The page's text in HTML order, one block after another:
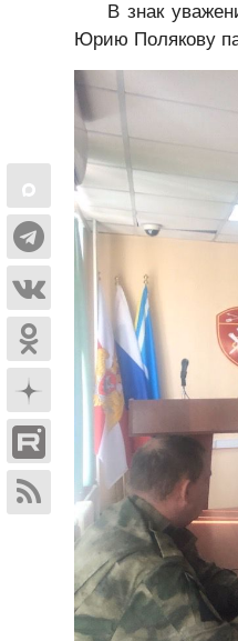
В знак
Юрию Полякову